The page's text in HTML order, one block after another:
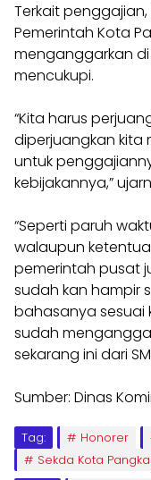
Terkait
Pemerintah Kota
menganggarkan
mencukupi.
“Kita harus
diperjuangkan kita
untuk
kebijakannya,”
“Seperti paruh
walaupun
pemerintah pusat
sudah kan hampir
bahasanya sesuai
sudah
sekarang ini dari
Sumber: Dinas
Tag: Honorer
Sekda Kota